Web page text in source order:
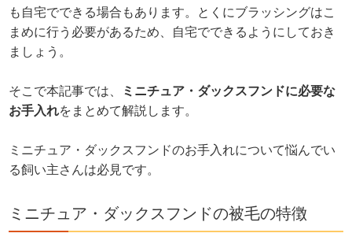
も自宅でできる場合もあります。とくにブラッシングはこ
まめに行う必要があるため、自宅でできるようにしておき
ましょう。
そこで本記事では、
ミニチュア・ダックスフンドに必要な
お手入れをまとめて解説します。
ミニチュア・ダックスフンドのお手入れについて悩んでい
る飼い主さんは必見です。
ミニチュア・ダックスフンドの被毛の特徴